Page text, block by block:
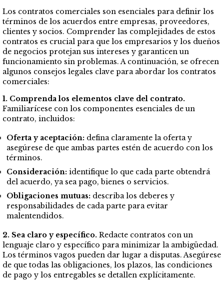
Los contratos comerciales son esenciales para definir los
términos de los acuerdos entre empresas, proveedores,
clientes y socios. Comprender las complejidades de estos
contratos es crucial para que los empresarios y los dueños
de negocios protejan sus intereses y garanticen un
funcionamiento sin problemas. A continuación, se ofrecen
algunos consejos legales clave para abordar los contratos
comerciales:
1. Comprenda los elementos clave del contrato.
Familiarícese con los componentes esenciales de un
contrato, incluidos:
Oferta y aceptación: defina claramente la oferta y
asegúrese de que ambas partes estén de acuerdo con los
términos.
Consideración: identifique lo que cada parte obtendrá
del acuerdo, ya sea pago, bienes o servicios.
Obligaciones mutuas: describa los deberes y
responsabilidades de cada parte para evitar
malentendidos.
2. Sea claro y específico. Redacte contratos con un
lenguaje claro y específico para minimizar la ambigüedad.
Los términos vagos pueden dar lugar a disputas. Asegúrese
de que todas las obligaciones, los plazos, las condiciones
de pago y los entregables se detallen explícitamente.